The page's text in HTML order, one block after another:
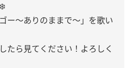
ー〜ありのままで〜」を歌い
たら見てください！ よろしく